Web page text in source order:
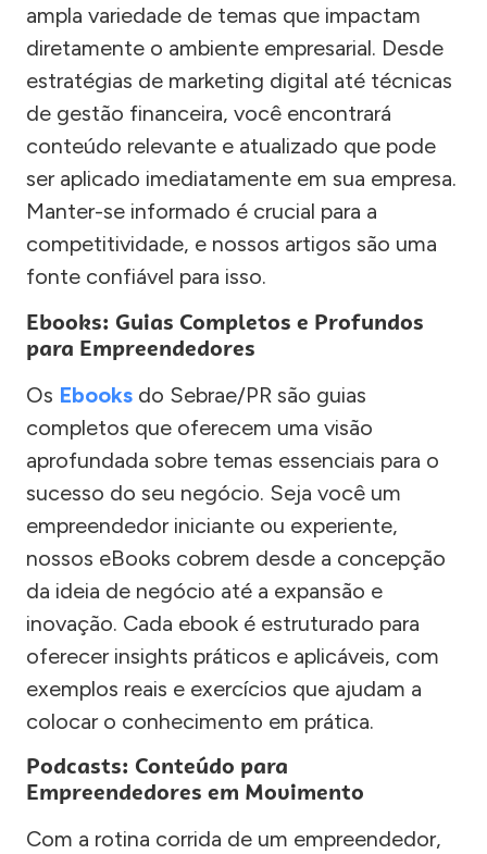
ampla variedade de temas que impactam
diretamente o ambiente empresarial. Desde
estratégias de marketing digital até técnicas
de gestão financeira, você encontrará
conteúdo relevante e atualizado que pode
ser aplicado imediatamente em sua empresa.
Manter-se informado é crucial para a
competitividade, e nossos artigos são uma
fonte confiável para isso.
Ebooks: Guias Completos e Profundos
para Empreendedores
Os Ebooks do Sebrae/PR são guias
completos que oferecem uma visão
aprofundada sobre temas essenciais para o
sucesso do seu negócio. Seja você um
empreendedor iniciante ou experiente,
nossos eBooks cobrem desde a concepção
da ideia de negócio até a expansão e
inovação. Cada ebook é estruturado para
oferecer insights práticos e aplicáveis, com
exemplos reais e exercícios que ajudam a
colocar o conhecimento em prática.
Podcasts: Conteúdo para
Empreendedores em Movimento
Com a rotina corrida de um empreendedor,